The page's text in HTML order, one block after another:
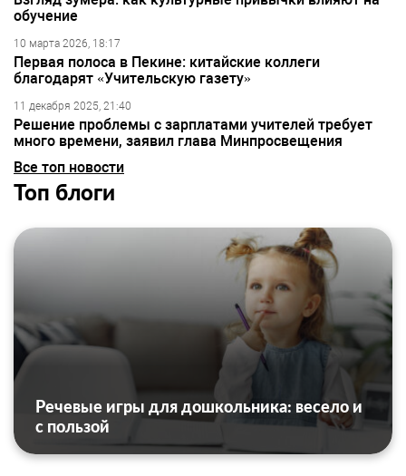
обучение
10 марта 2026, 18:17
Первая полоса в Пекине: китайские коллеги
благодарят «Учительскую газету»
11 декабря 2025, 21:40
Решение проблемы с зарплатами учителей требует
много времени, заявил глава Минпросвещения
Все топ новости
Топ блоги
Речевые игры для дошкольника: весело и
с пользой